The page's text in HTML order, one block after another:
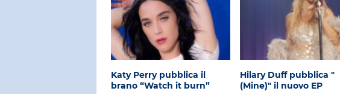
Katy Perry pubblica il
brano “Watch it burn”
Hilary Duff pubblica "
(Mine)" il nuovo EP